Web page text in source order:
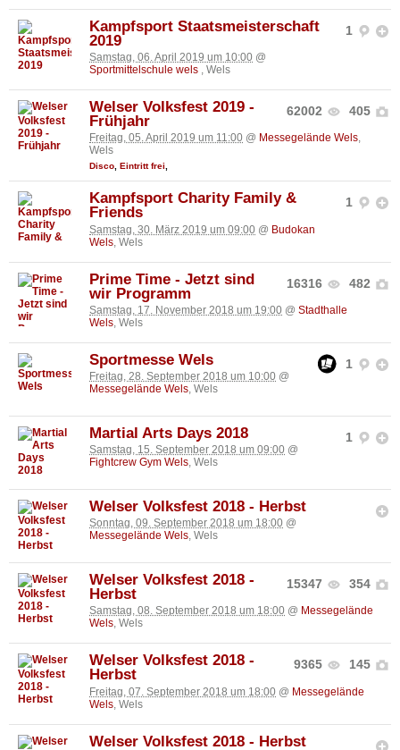
1
Kampfsport Staatsmeisterschaft
2019
Samstag, 06. April 2019 um 10:00 @
Sportmittelschule wels , Wels
62002 405
Welser Volksfest 2019 -
Frühjahr
Freitag, 05. April 2019 um 11:00 @ Messegelände Wels,
Wels
Disco, Eintritt frei,
1
Kampfsport Charity Family &
Friends
Samstag, 30. März 2019 um 09:00 @ Budokan
Wels , Wels
16316 482
Prime Time - Jetzt sind
wir Programm
Samstag, 17. November 2018 um 19:00 @ Stadthalle
Wels, Wels
1
Sportmesse Wels
Freitag, 28. September 2018 um 10:00 @
Messegelände Wels, Wels
1
Martial Arts Days 2018
Samstag, 15. September 2018 um 09:00 @
Fightcrew Gym Wels, Wels
Welser Volksfest 2018 - Herbst
Sonntag, 09. September 2018 um 18:00 @
Messegelände Wels, Wels
15347 354
Welser Volksfest 2018 -
Herbst
Samstag, 08. September 2018 um 18:00 @ Messegelände
Wels, Wels
9365 145
Welser Volksfest 2018 -
Herbst
Freitag, 07. September 2018 um 18:00 @ Messegelände
Wels , Wels
Welser Volksfest 2018 - Herbst